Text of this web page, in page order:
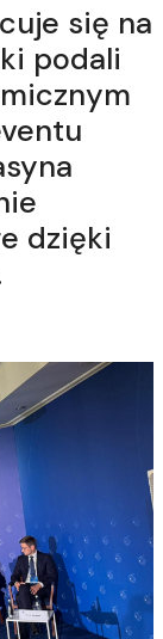
się na
podali
dzięki